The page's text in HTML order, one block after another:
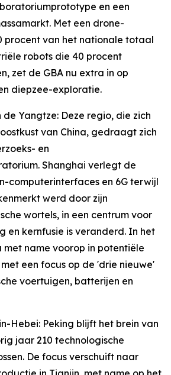
en een
Met een drone-
procent van het nationale totaal
robots die 40 procent
zet de GBA nu extra in op
diepzee-exploratie.
Yangtze: Deze regio, die zich
van China, gedraagt zich
en
Shanghai verlegt de
computerinterfaces en 6G terwijl
werd door zijn
wortels, in een centrum voor
en kernfusie is veranderd. In het
name voorop in potentiële
een focus op de 'drie nieuwe'
voertuigen, batterijen en
Hebei: Peking blijft het brein van
jaar 210 technologische
De focus verschuift naar